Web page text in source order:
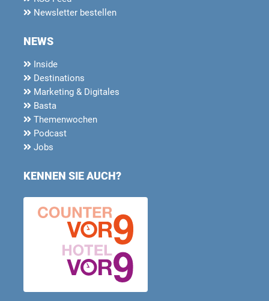
Newsletter bestellen
NEWS
Inside
Destinations
Marketing & Digitales
Basta
Themenwochen
Podcast
Jobs
KENNEN SIE AUCH?